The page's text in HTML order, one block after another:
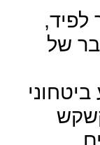
לפיד,
של